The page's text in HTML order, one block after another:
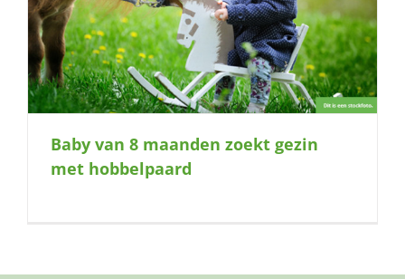
Baby van 8 maanden zoekt gezin
met hobbelpaard